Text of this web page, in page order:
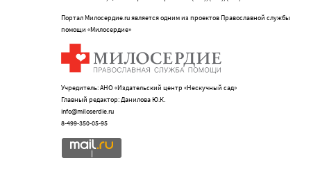
Портал Милосердие.ru является одним из проектов Православной службы
помощи «Милосердие»
Учредитель: АНО «Издательский центр «Нескучный сад»
Главный редактор: Данилова Ю.К.
info@miloserdie.ru
8-499-350-05-95